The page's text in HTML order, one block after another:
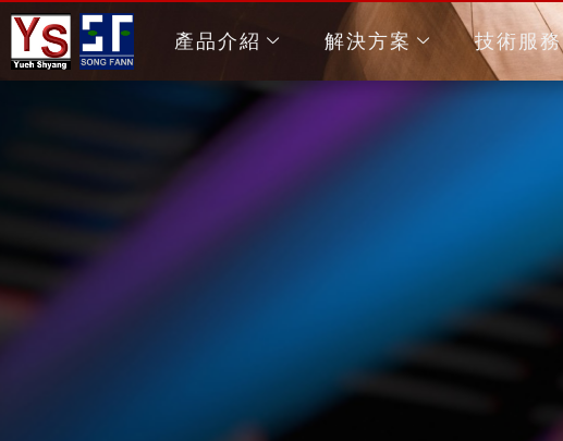
產品介紹 解決方案 技術服務